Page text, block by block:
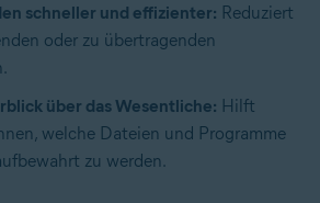
schneller und effizienter: Reduziert
oder zu übertragenden
über das Wesentliche: Hilft
welche Dateien und Programme
zu werden.